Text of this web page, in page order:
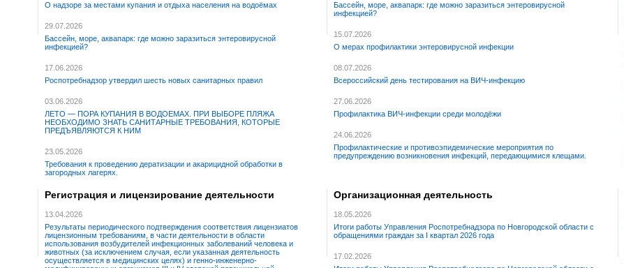
О надзоре за местами купания и отдыха населения на водоёмах
29.07.2026
Бассейн, море, аквапарк: где можно заразиться энтеровирусной
инфекцией?
17.06.2026
Роспотребнадзор утвердил шесть новых санитарных правил
03.06.2026
ЛЕТО — ПОРА КУПАНИЯ В ВОДОЕМАХ. ПРИ ВЫБОРЕ ПЛЯЖА
НЕОБХОДИМО ЗНАТЬ САНИТАРНЫЕ ТРЕБОВАНИЯ, КОТОРЫЕ
ПРЕДЪЯВЛЯЮТСЯ К НИМ
23.05.2026
Требования к проведению дератизации и акарицидной обработки в
загородных лагерях.
Бассейн, море, аквапарк: где можно заразиться энтеровирусной
инфекцией?
15.07.2026
О мерах профилактики энтеровирусной инфекции
08.07.2026
Всероссийский день тестирования на ВИЧ-инфекцию
27.06.2026
Профилактика ВИЧ-инфекции среди молодёжи
24.06.2026
Профилактические и противоэпидемические мероприятия по
предупреждению возникновения инфекций, передающимися клещами.
Регистрация и лицензирование деятельности
13.04.2026
Результаты периодического подтверждения соответствия лицензиатов
лицензионным требованиям, в части деятельности в области
использования возбудителей инфекционных заболеваний человека и
животных (за исключением случая, если указанная деятельность
осуществляется в медицинских целях) и генно-инженерно-
Организационная деятельность
18.05.2026
Итоги работы Управления Роспотребнадзора по Новгородской области с
обращениями граждан за I квартал 2026 года
17.02.2026